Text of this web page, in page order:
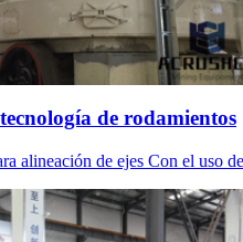
de rodamientos
alineación de ejes Con el uso